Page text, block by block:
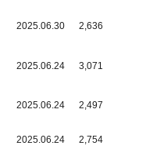
2025.06.30 2,636
2025.06.24 3,071
2025.06.24 2,497
2025.06.24 2,754